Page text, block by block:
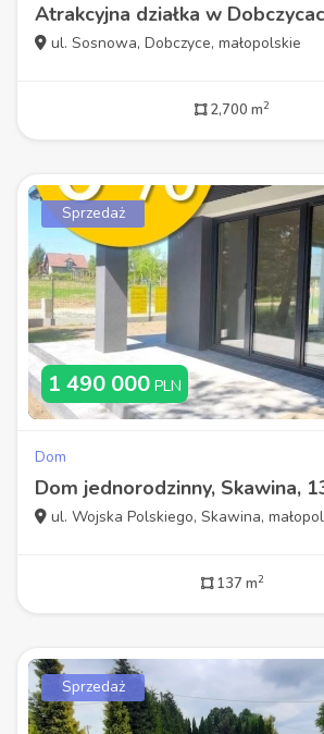
Atrakcyjna działka w
ul. Sosnowa, Dobczyce, małopolskie
2,700 m2
Sprzedaż
1 490 000 PLN
Dom
ul. Wojska Polskiego, Skawina,
137 m2
Sprzedaż